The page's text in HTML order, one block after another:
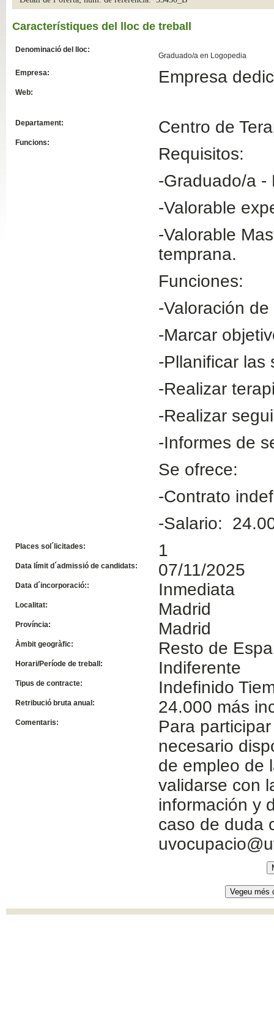
Característiques del lloc de treball
Denominació del lloc:
Graduado/a en Logopedia
Empresa:
Empresa
Web:
Departament: Centro de
Funcions:
Requisitos:
-Graduado/a
-Valorable
-Valorable
temprana.
Funciones:
-Valoración
-Marcar
-Pllanificar las
-Realizar
-Realizar
-Informes de
Se ofrece:
-Contrato
-Salario:
Places sol´licitades: 1
Data límit d´admissió de candidats: 07/11/2025
Data d´incorporació:: Inmediata
Localitat: Madrid
Província: Madrid
Àmbit geogràfic: Resto de
Horari/Període de treball: Indiferente
Tipus de contracte: Indefinido
Retribució bruta anual: 24.000 más
Comentaris:
Para
necesario
de empleo de
validarse con
información y
caso de duda